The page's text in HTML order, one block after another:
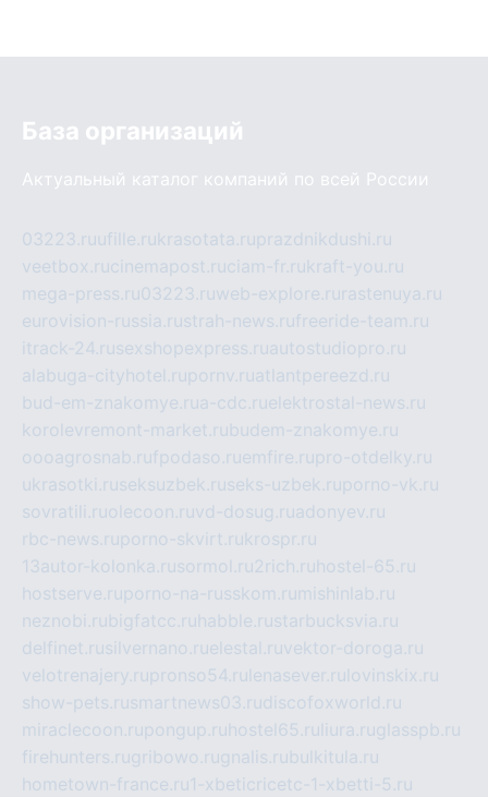
База организаций
Актуальный каталог компаний по всей России
03223.ruufille.rukrasotata.ruprazdnikdushi.ru
veetbox.rucinemapost.ruciam-fr.rukraft-you.ru
mega-press.ru03223.ruweb-explore.ru rastenuya.ru
eurovision-russia.rustrah-news.rufreeride-team.ru
itrack-24.rusexshopexpress.ruautostudiopro.ru
alabuga-cityhotel.rupornv.ruatlantpereezd.ru
bud-em-znakomye.rua-cdc.ruelektrostal-news.ru
korolevremont-market.rubudem-znakomye.ru
oooagrosnab.rufpodaso.ruemfire.rupro-otdelky.ru
ukrasotki.ruseksuzbek.ruseks-uzbek.ruporno-vk.ru
sovratili.ruolecoon.ruvd-dosug.ruadonyev.ru
rbc-news.ruporno-skvirt.rukrospr.ru
13autor-kolonka.rusormol.ru2rich.ru hostel-65.ru
hostserve.ruporno-na-russkom.ru mishinlab.ru
neznobi.rubigfatcc.ru habble.rustarbucksvia.ru
delfinet.rusilvernano.ruelestal.ruvektor-doroga.ru
velotrenajery.rupronso54.ru lenasever.ru lovinskix.ru
show-pets.rusmartnews03.rudiscofoxworld.ru
miraclecoon.rupongup.ru hostel65.ru liura.ruglasspb.ru
firehunters.rugribowo.rugnalis.rubulkitula.ru
hometown-france.ru1-xbeticricetc-1-xbetti-5.ru